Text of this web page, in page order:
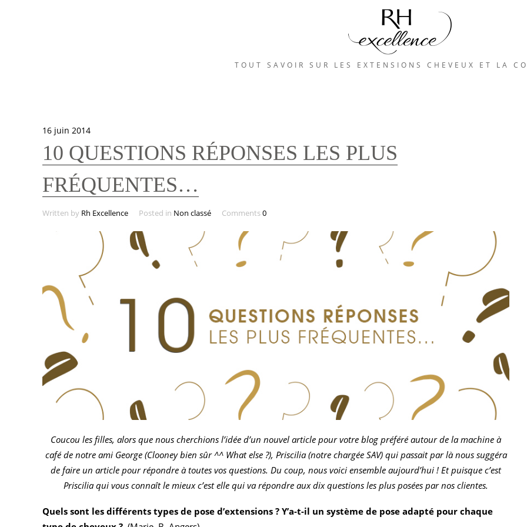
TOUT SAVOIR SUR LES EXTENSIONS CHEVEUX ET LA
16 juin 2014
10 QUESTIONS RÉPONSES LES PLUS
FRÉQUENTES…
Written by Rh Excellence Posted in Non classé Comments0
Coucou les filles, alors que nous cherchions l’idée d’un nouvel article pour votre blog préféré autour de la machine à
café de notre ami George (Clooney bien sûr ^^ What else ?), Priscilia (notre chargée SAV) qui passait par là nous suggéra
de faire un article pour répondre à toutes vos questions.Du coup, nous voici ensemble aujourd’hui ! Et puisque c’est
Priscilia qui vous connaît le mieux c’est elle qui va répondre aux dix questions les plus posées par nos clientes.
Quels sont les différents types de pose d’extensions ? Y’a-t-il un système de pose adapté pour chaque